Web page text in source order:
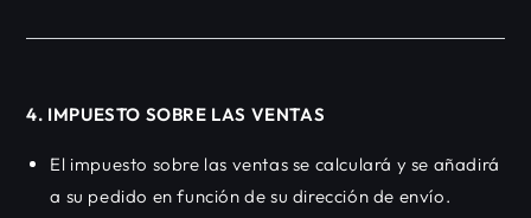
4. IMPUESTO SOBRE LAS VENTAS
El impuesto sobre las ventas se calculará y se añadirá
a su pedido en función de su dirección de envío.